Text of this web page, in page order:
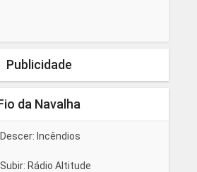
Publicidade
da Navalha
Incêndios
Rádio Altitude